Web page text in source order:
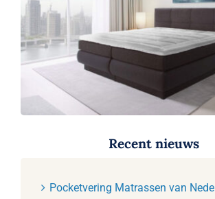
Recent nieuws
Pocketvering Matrassen van